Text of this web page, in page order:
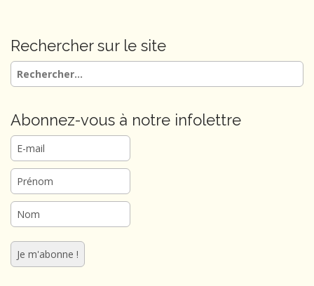
g
a
t
o
n
Rechercher sur le site
Rechercher :
Abonnez-vous à notre infolettre